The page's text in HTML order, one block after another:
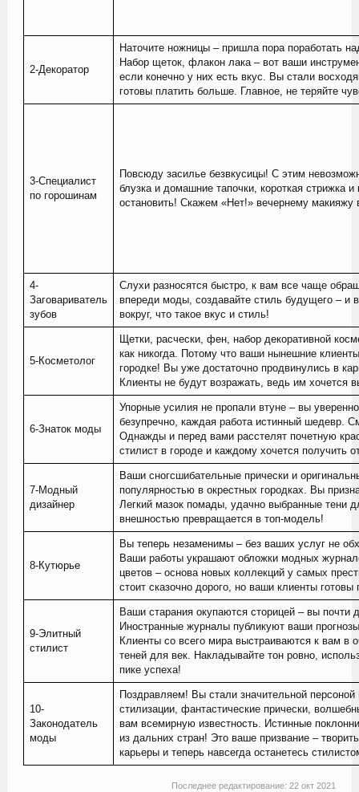
2-Декоратор
Наточите ножницы – пришла пора поработать
Набор щеток, флакон лака – вот ваши
если конечно у них есть вкус. Вы стали
готовы платить больше. Главное, не теряйте
3-Специалист
по горошинам
Повсюду засилье безвкусицы! С этим
блузка и домашние тапочки, короткая стрижка
остановить! Скажем «Нет!» вечернему макияжу
4-
Заговариватель
зубов
Слухи разносятся быстро, к вам все чаще
впереди моды, создавайте стиль будущего – и
вокруг, что такое вкус и стиль!
5-Косметолог
Щетки, расчески, фен, набор декоративной
как никогда. Потому что ваши нынешние
городке! Вы уже достаточно продвинулись в
Клиенты не будут возражать, ведь им хочется
6-Знаток моды
Упорные усилия не пропали втуне – вы
безупречно, каждая работа истинный шедевр.
Однажды и перед вами расстелят почетную
стилист в городе и каждому хочется получить
7-Модный
дизайнер
Ваши сногсшибательные прически и
популярностью в окрестных городках. Вы
Легкий мазок помады, удачно выбранные тени
внешностью превращается в топ-модель!
8-Кутюрье
Вы теперь незаменимы – без ваших услуг не
Ваши работы украшают обложки модных
цветов – основа новых коллекций у самых
стоит сказочно дорого, но ваши клиенты
9-Элитный
стилист
Ваши старания окупаются сторицей – вы
Иностранные журналы публикуют ваши
Клиенты со всего мира выстраиваются к вам в
теней для век. Накладывайте тон ровно,
пике успеха!
10-
Законодатель
моды
Поздравляем! Вы стали значительной
стилизации, фантастические прически,
вам всемирную известность. Истинные
из дальних стран! Это ваше призвание –
карьеры и теперь навсегда останетесь
Последнее редактирование:22 окт 2021